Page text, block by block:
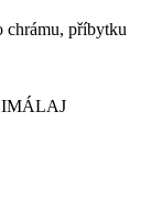
chrámu, příbytku